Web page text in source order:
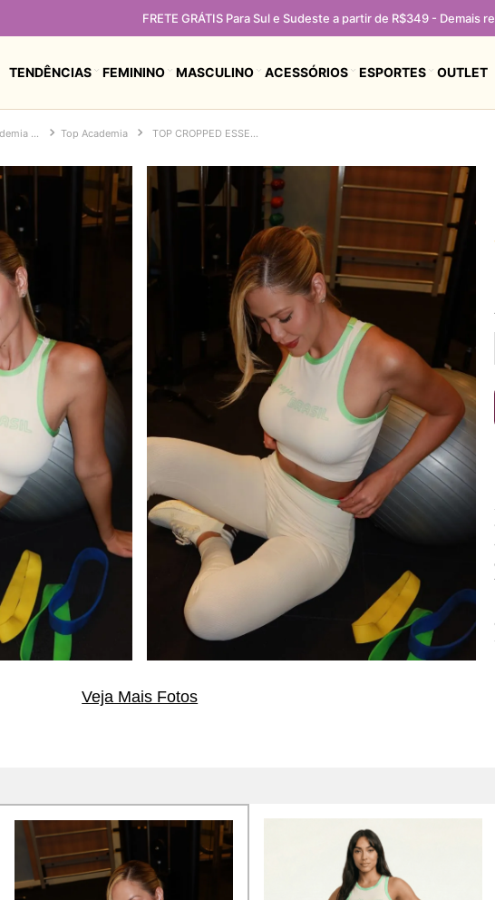
FRETE GRÁTIS Para Sul e Sudeste a partir de R$349 - Demais
TENDÊNCIAS FEMININO MASCULINO ACESSÓRIOS ESPORTES OUTLET
Roupa de Academia Feminina Top Academia TOP CROPPED ESSENCIAL COPA OFF WHITE
Veja Mais Fotos